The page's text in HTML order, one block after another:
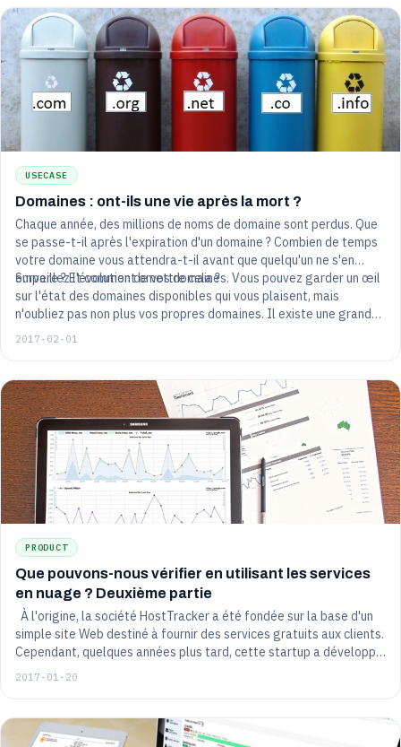
USECASE
Domaines : ont-ils une vie après la mort ?
Chaque année, des millions de noms de domaine sont perdus. Que
se passe-t-il après l'expiration d'un domaine ? Combien de temps
votre domaine vous attendra-t-il avant que quelqu'un ne s'en
empare ? Et comment omettre cela ?
Surveillez l'évolution de vos domaines. Vous pouvez garder un œil
sur l'état des domaines disponibles qui vous plaisent, mais
n'oubliez pas non plus vos propres domaines. Il existe une grande
variété de services, comme HostTracker, qui offrent un moyen
2017-02-01
PRODUCT
Que pouvons-nous vérifier en utilisant les services
en nuage ? Deuxième partie
À l'origine, la société HostTracker a été fondée sur la base d'un
simple site Web destiné à fournir des services gratuits aux clients.
Cependant, quelques années plus tard, cette startup a développé
une grande variété d'outils servant à résoudre divers problèmes, y
caractéristiques de notre service, de partager avec vous notre
expérience dans le développement de tels projets et de
2017-01-20